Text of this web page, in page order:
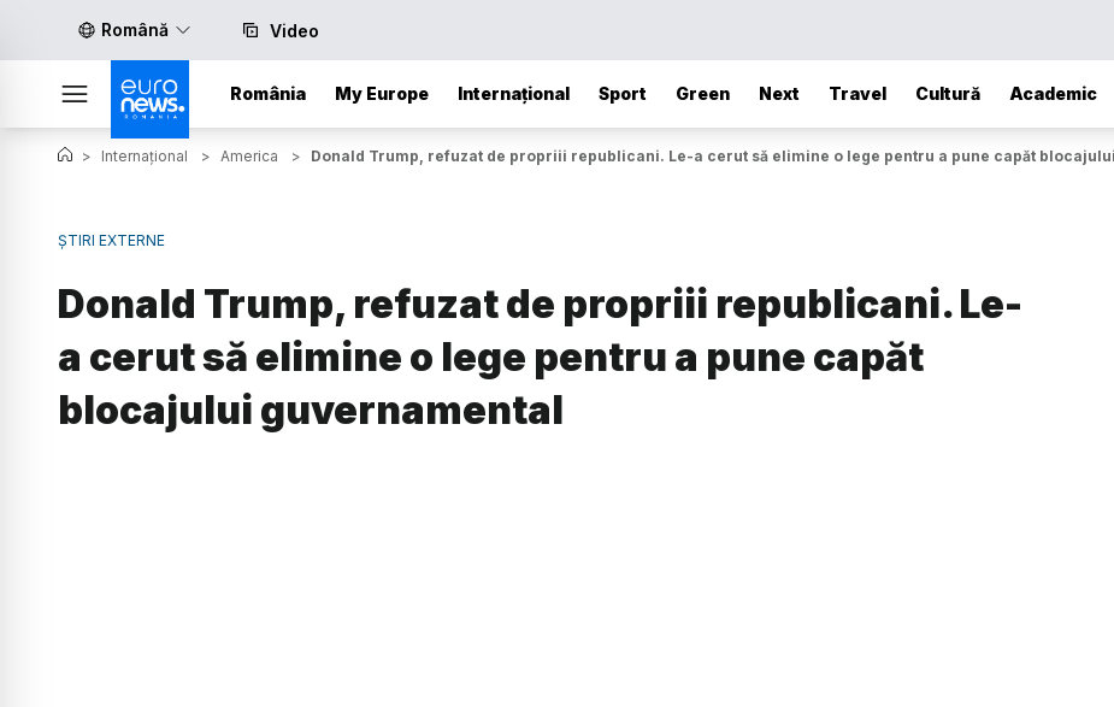
Română Video
România My Europe Internațional Sport Green Next Travel Cultură Academic
> Internațional > America > Donald Trump, refuzat de propriii republicani. Le-a cerut să elimine o lege pentru a pune capăt
ȘTIRI EXTERNE
Donald Trump, refuzat de propriii republicani. Le-
a cerut să elimine o lege pentru a pune capăt
blocajului guvernamental